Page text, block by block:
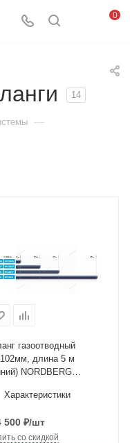
0
14
—
газоотводный
длина 5 м
NORDBERG
Характеристики
500 ₽/шт
со скидкой